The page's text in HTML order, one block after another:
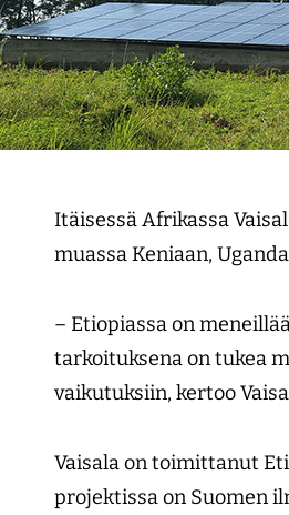
Itäisessä Afrikassa
muassa Keniaan,
– Etiopiassa on
tarkoituksena on tukea
vaikutuksiin, kertoo
Vaisala on toimittanut
projektissa on Suomen